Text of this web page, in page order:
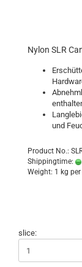
Nylon SLR
und
Product No.:
Shippingtime:
Weight: 1 kg
slice: